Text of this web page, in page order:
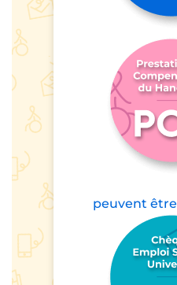
peuvent être